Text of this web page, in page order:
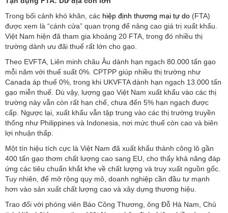
Trong bối cảnh khó khăn, các hiệp định thương mại tự do (FTA)
được xem là “cánh cửa” quan trọng để nâng cao giá trị xuất khẩu.
Việt Nam hiện đã tham gia khoảng 20 FTA, trong đó nhiều thị
trường dành ưu đãi thuế rất lớn cho gạo.
Theo EVFTA, Liên minh châu Âu dành hạn ngạch 80.000 tấn gạo
mỗi năm với thuế suất 0%. CPTPP giúp nhiều thị trường như
Canada áp thuế 0%, trong khi UKVFTA dành hạn ngạch 13.000 tấn
gạo miễn thuế. Dù vậy, lượng gạo Việt Nam xuất khẩu vào các thị
trường này vẫn còn rất hạn chế, chưa đến 5% hạn ngạch được
cấp. Ngược lại, xuất khẩu vẫn tập trung vào các thị trường truyền
thống như Philippines và Indonesia, nơi mức thuế còn cao và biên
lợi nhuận thấp.
Một tín hiệu tích cực là Việt Nam đã xuất khẩu thành công lô gần
400 tấn gạo thơm chất lượng cao sang EU, cho thấy khả năng đáp
ứng các tiêu chuẩn khắt khe về chất lượng và truy xuất nguồn gốc.
Tuy nhiên, để mở rộng quy mô, doanh nghiệp cần đầu tư mạnh
hơn vào sản xuất chất lượng cao và xây dựng thương hiệu.
Trao đổi với phóng viên Báo Công Thương, ông Đỗ Hà Nam, Chủ